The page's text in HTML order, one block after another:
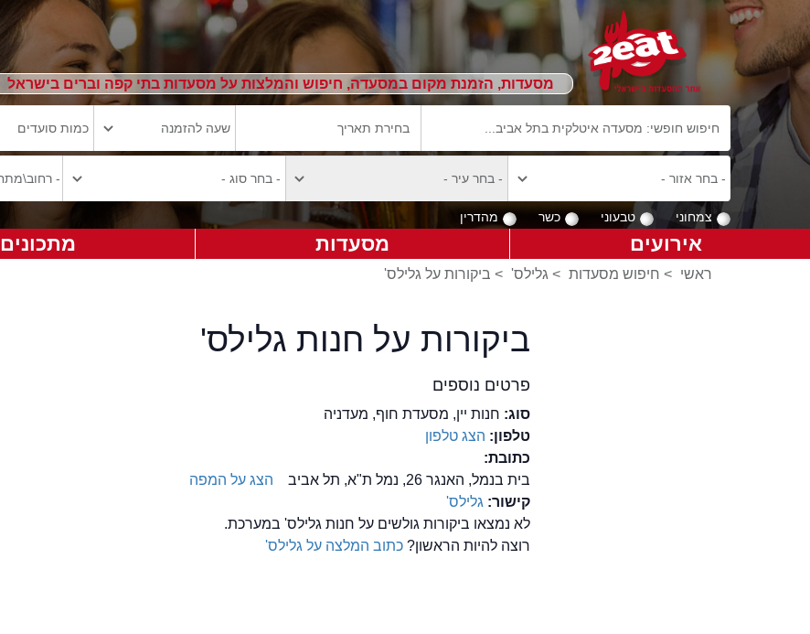
מסעדות, הזמנת מקום במסעדה, חיפוש והמלצות על מסעדות בתי קפה וברים בישראל
צמחוני טבעוני כשר מהדרין
אירועים מסעדות מתכונים
ראשי > חיפוש מסעדות > גלילס' > ביקורות על גלילס'
ביקורות על חנות גלילס'
פרטים נוספים
סוג: חנות יין, מסעדת חוף, מעדניה
טלפון: הצג טלפון
כתובת:
בית בנמל, האנגר 26, נמל ת"א, תל אביב
הצג על המפה
קישור: גלילס'
לא נמצאו ביקורות גולשים על חנות גלילס' במערכת.
רוצה להיות הראשון?כתוב המלצה על גלילס'